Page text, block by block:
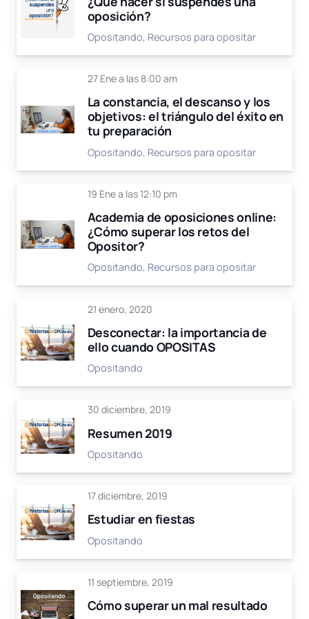
oposición?
Opositando, Recursos para opositar
27 Ene a las 8:00 am
La constancia, el descanso y los
objetivos: el triángulo del éxito en
tu preparación
Opositando, Recursos para opositar
19 Ene a las 12:10 pm
Academia de oposiciones online:
¿Cómo superar los retos del
Opositor?
Opositando, Recursos para opositar
21 enero, 2020
Desconectar: la importancia de
ello cuando OPOSITAS
Opositando
30 diciembre, 2019
Resumen 2019
Opositando
17 diciembre, 2019
Estudiar en fiestas
Opositando
11 septiembre, 2019
Cómo superar un mal resultado